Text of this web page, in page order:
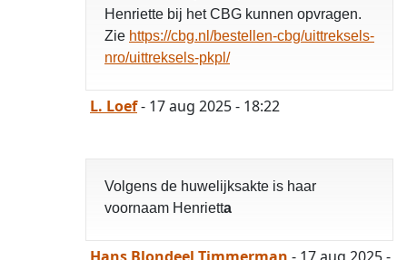
Henriette bij het CBG kunnen opvragen.
Zie https://cbg.nl/bestellen-cbg/uittreksels-
nro/uittreksels-pkpl/
L. Loef- 17 aug 2025 - 18:22
Volgens de huwelijksakte is haar
voornaam Henrietta